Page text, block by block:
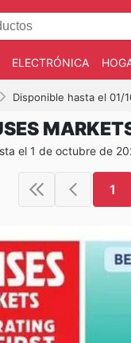
ELECTRÓNICA
Disponible hasta el 01/
el 1 de octubre de
1